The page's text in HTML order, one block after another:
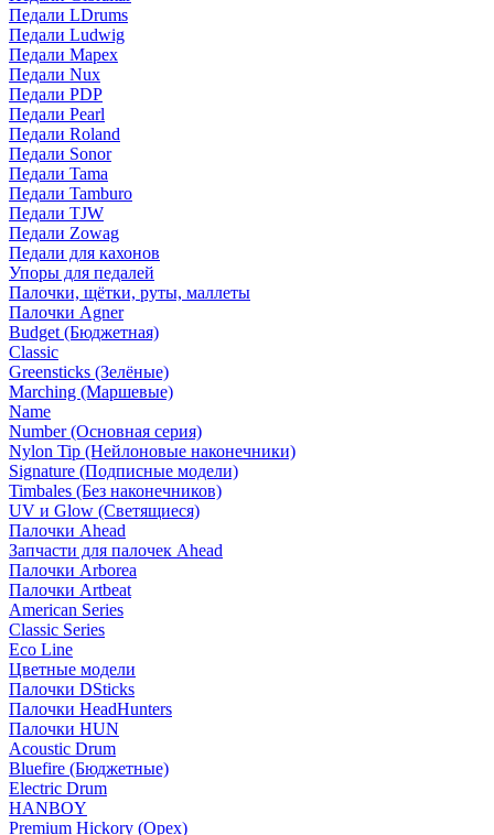
Педали LDrums
Педали Ludwig
Педали Mapex
Педали Nux
Педали PDP
Педали Pearl
Педали Roland
Педали Sonor
Педали Tama
Педали Tamburo
Педали TJW
Педали Zowag
Педали для кахонов
Упоры для педалей
Палочки, щётки, руты, маллеты
Палочки Agner
Budget (Бюджетная)
Classic
Greensticks (Зелёные)
Marching (Маршевые)
Name
Number (Основная серия)
Nylon Tip (Нейлоновые наконечники)
Signature (Подписные модели)
Timbales (Без наконечников)
UV и Glow (Светящиеся)
Палочки Ahead
Запчасти для палочек Ahead
Палочки Arborea
Палочки Artbeat
American Series
Classic Series
Eco Line
Цветные модели
Палочки DSticks
Палочки HeadHunters
Палочки HUN
Acoustic Drum
Bluefire (Бюджетные)
Electric Drum
HANBOY
Premium Hickory (Орех)